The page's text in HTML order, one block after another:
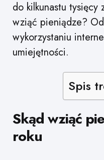
do kilkunastu tysięcy
wziąć pieniądze?
wykorzystaniu
umiejętności.
Spis
Skąd wziąć
roku